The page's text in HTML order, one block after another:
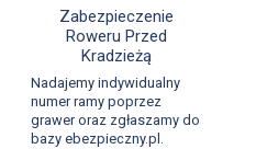
Szybki podgląd
Zabezpieczenie
Roweru Przed
Kradzieżą
Nadajemy indywidualny
numer ramy poprzez
grawer oraz zgłaszamy do
bazy ebezpieczny.pl.